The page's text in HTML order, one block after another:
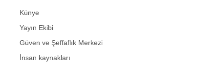
Künye
Yayın Ekibi
Güven ve Şeffaflık Merkezi
İnsan kaynakları